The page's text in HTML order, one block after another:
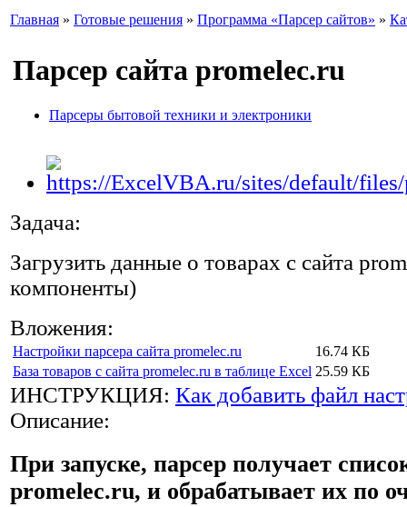
Главная » Готовые решения » Программа «Парсер сайтов» »
Парсер сайта promelec.ru
Парсеры бытовой техники и электроники
Задача:
Загрузить данные о товарах с сайта
компоненты)
Вложения:
Настройки парсера сайта promelec.ru
16.74 КБ
База товаров с сайта promelec.ru в таблице Excel 25.59 КБ
ИНСТРУКЦИЯ: Как добавить файл
Описание:
При запуске, парсер получает
promelec.ru, и обрабатывает их по